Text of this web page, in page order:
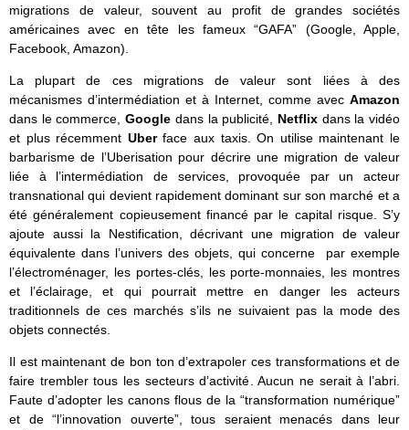
migrations de valeur, souvent au profit de grandes sociétés
américaines avec en tête les fameux “GAFA” (Google, Apple,
Facebook, Amazon).
La plupart de ces migrations de valeur sont liées à des
mécanismes d’intermédiation et à Internet, comme avec Amazon
dans le commerce,Google dans la publicité, Netflix dans la vidéo
et plus récemment Uberface aux taxis. On utilise maintenant le
barbarisme de l’Uberisation pour décrire une migration de valeur
liée à l’intermédiation de services, provoquée par un acteur
transnational qui devient rapidement dominant sur son marché et a
été généralement copieusement financé par le capital risque. S’y
ajoute aussi la Nestification, décrivant une migration de valeur
équivalente dans l’univers des objets, qui concerne par exemple
l’électroménager, les portes-clés, les porte-monnaies, les montres
et l’éclairage, et qui pourrait mettre en danger les acteurs
traditionnels de ces marchés s’ils ne suivaient pas la mode des
objets connectés.
Il est maintenant de bon ton d’extrapoler ces transformations et de
faire trembler tous les secteurs d’activité. Aucun ne serait à l’abri.
Faute d’adopter les canons flous de la “transformation numérique”
et de “l’innovation ouverte”, tous seraient menacés dans leur